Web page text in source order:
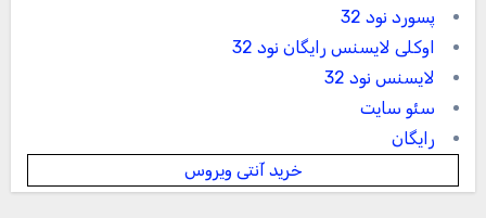
پسورد نود 32
اوکلی لایسنس رایگان نود 32
لایسنس نود 32
سئو سایت
رایگان
خرید آنتی ویروس